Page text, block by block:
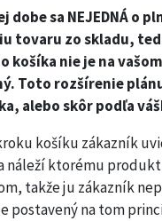
dobe sa NEJEDNÁ o
tovaru zo skladu,
košíka nie je na
Toto rozšírenie
alebo skôr podľa
košíku zákazník
náleží ktorému
takže ju zákazník
postavený na tom